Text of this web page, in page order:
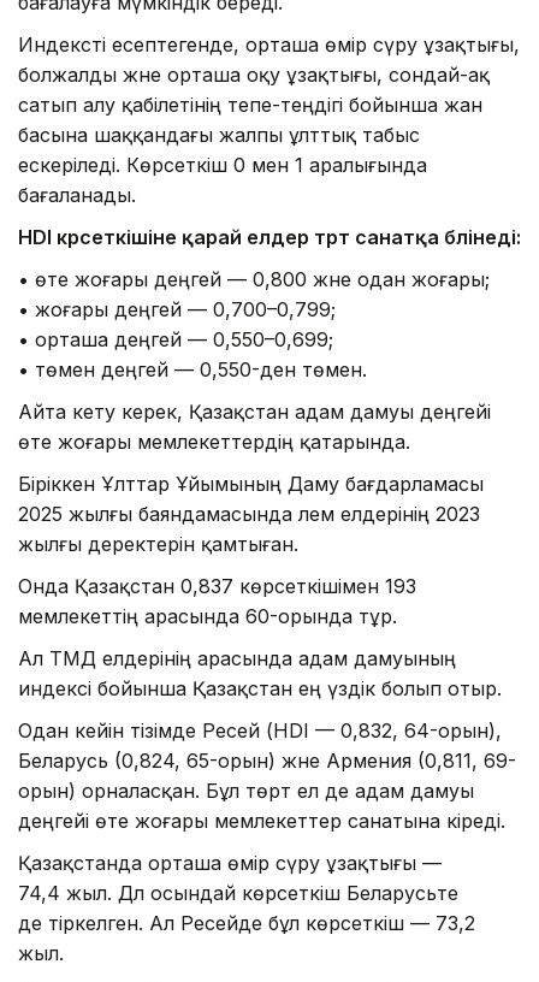
Индексті есептегенде, орташа өмір сүру ұзақтығы,
болжалды және орташа оқу ұзақтығы, сондай-ақ
сатып алу қабілетінің тепе-теңдігі бойынша жан
басына шаққандағы жалпы ұлттық табыс
ескеріледі. Көрсеткіш 0 мен 1 аралығында
бағаланады.
HDI көрсеткішіне қарай елдер төрт санатқа бөлінеді:
• өте жоғары деңгей — 0,800 және одан жоғары;
• жоғары деңгей — 0,700–0,799;
• орташа деңгей — 0,550–0,699;
• төмен деңгей — 0,550-ден төмен.
Айта кету керек, Қазақстан адам дамуы деңгейі
өте жоғары мемлекеттердің қатарында.
Біріккен Ұлттар Ұйымының Даму бағдарламасы
2025 жылғы баяндамасында әлем елдерінің 2023
жылғы деректерін қамтыған.
Онда Қазақстан 0,837 көрсеткішімен 193
мемлекеттің арасында 60-орында тұр.
Ал ТМД елдерінің арасында адам дамуының
индексі бойынша Қазақстан ең үздік болып отыр.
Одан кейін тізімде Ресей (HDI — 0,832, 64-орын),
Беларусь (0,824, 65-орын) және Армения (0,811, 69-
орын) орналасқан. Бұл төрт ел де адам дамуы
деңгейі өте жоғары мемлекеттер санатына кіреді.
Қазақстанда орташа өмір сүру ұзақтығы —
74,4 жыл. Дәл осындай көрсеткіш Беларусьте
де тіркелген. Ал Ресейде бұл көрсеткіш — 73,2
жыл.